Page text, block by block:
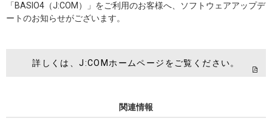
「BASIO4（J:COM）」をご利用のお客様へ、ソフトウェアアップデ
ートのお知らせがございます。
詳しくは、J:COMホームページをご覧ください。
関連情報